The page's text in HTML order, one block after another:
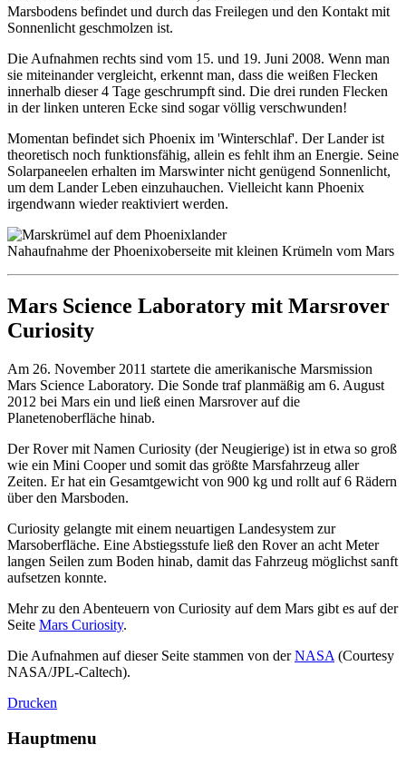
Marsbodens befindet und durch das Freilegen und den Kontakt mit
Sonnenlicht geschmolzen ist.
Die Aufnahmen rechts sind vom 15. und 19. Juni 2008. Wenn man
sie miteinander vergleicht, erkennt man, dass die weißen Flecken
innerhalb dieser 4 Tage geschrumpft sind. Die drei runden Flecken
in der linken unteren Ecke sind sogar völlig verschwunden!
Momentan befindet sich Phoenix im 'Winterschlaf'. Der Lander ist
theoretisch noch funktionsfähig, allein es fehlt ihm an Energie. Seine
Solarpaneelen erhalten im Marswinter nicht genügend Sonnenlicht,
um dem Lander Leben einzuhauchen. Vielleicht kann Phoenix
irgendwann wieder reaktiviert werden.
Nahaufnahme der Phoenixoberseite mit kleinen Krümeln vom Mars
Mars Science Laboratory mit Marsrover
Curiosity
Am 26. November 2011 startete die amerikanische Marsmission
Mars Science Laboratory. Die Sonde traf planmäßig am 6. August
2012 bei Mars ein und ließ einen Marsrover auf die
Planetenoberfläche hinab.
Der Rover mit Namen Curiosity (der Neugierige) ist in etwa so groß
wie ein Mini Cooper und somit das größte Marsfahrzeug aller
Zeiten. Er hat ein Gesamtgewicht von 900 kg und rollt auf 6 Rädern
über den Marsboden.
Curiosity gelangte mit einem neuartigen Landesystem zur
Marsoberfläche. Eine Abstiegsstufe ließ den Rover an acht Meter
langen Seilen zum Boden hinab, damit das Fahrzeug möglichst sanft
aufsetzen konnte.
Mehr zu den Abenteuern von Curiosity auf dem Mars gibt es auf der
Seite Mars Curiosity.
Die Aufnahmen auf dieser Seite stammen von derNASA (Courtesy
NASA/JPL-Caltech).
Drucken
Hauptmenu